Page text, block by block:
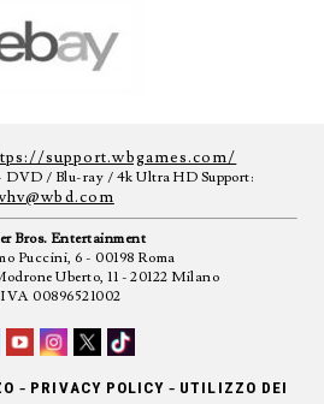
support.wbgames.com/
DVD / Blu-ray / 4k Ultra HD Support:
Bros. Entertainment
Puccini, 6 - 00198 Roma
Uberto, 11 - 20122 Milano
00896521002
- PRIVACY POLICY - UTILIZZO DEI